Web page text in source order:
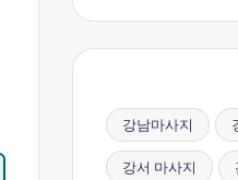
강남마사지
강서 마사지